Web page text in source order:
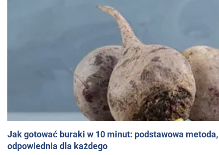
Jak gotować buraki w 10 minut: podstawowa
odpowiednia dla każdego